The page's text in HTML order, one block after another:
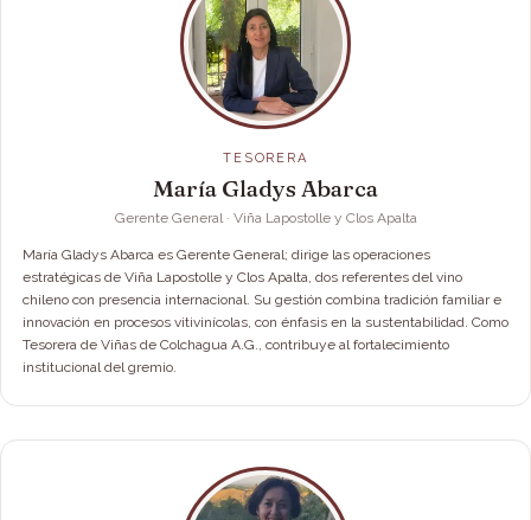
TESORERA
María Gladys Abarca
Gerente General · Viña Lapostolle y Clos Apalta
María Gladys Abarca es Gerente General; dirige las operaciones
estratégicas de Viña Lapostolle y Clos Apalta, dos referentes del vino
chileno con presencia internacional. Su gestión combina tradición familiar e
innovación en procesos vitivinícolas, con énfasis en la sustentabilidad. Como
Tesorera de Viñas de Colchagua A.G., contribuye al fortalecimiento
institucional del gremio.